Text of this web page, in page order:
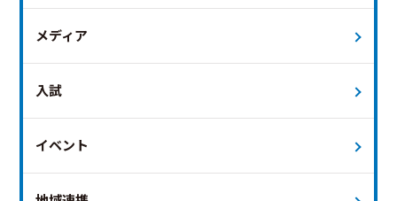
メディア
入試
イベント